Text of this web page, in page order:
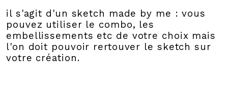
il s'agit d'un sketch made by me : vous
pouvez utiliser le combo, les
embellissements etc de votre choix mais
l'on doit pouvoir rertouver le sketch sur
votre création.